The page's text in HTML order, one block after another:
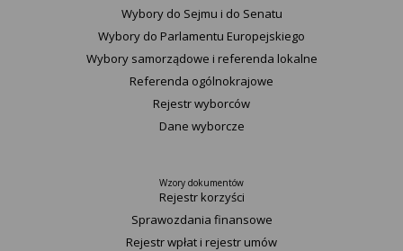
Wybory do Sejmu i do Senatu
Wybory do Parlamentu Europejskiego
Wybory samorządowe i referenda lokalne
Referenda ogólnokrajowe
Rejestr wyborców
Dane wyborcze
Wzory dokumentów
Rejestr korzyści
Sprawozdania finansowe
Rejestr wpłat i rejestr umów